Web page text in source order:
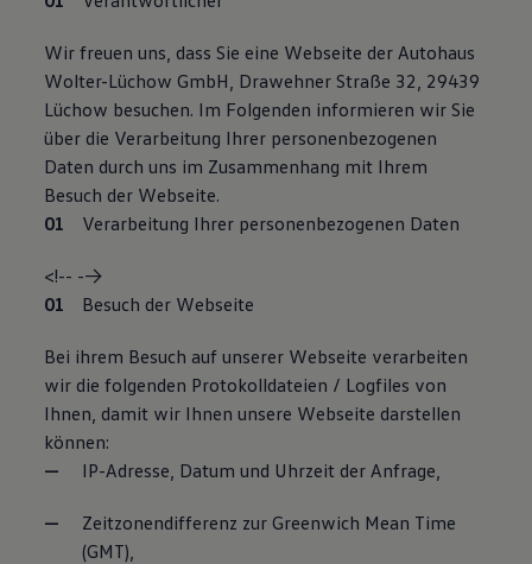
Wir freuen uns, dass Sie eine Webseite der Autohaus
Wolter-Lüchow GmbH, Drawehner Straße 32, 29439
Lüchow besuchen. Im Folgenden informieren wir Sie
über die Verarbeitung Ihrer personenbezogenen
Daten durch uns im Zusammenhang mit Ihrem
Besuch der Webseite.
Verarbeitung Ihrer personenbezogenen Daten
<!-- -->
Besuch der Webseite
Bei ihrem Besuch auf unserer Webseite verarbeiten
wir die folgenden Protokolldateien / Logfiles von
Ihnen, damit wir Ihnen unsere Webseite darstellen
können:
IP-Adresse, Datum und Uhrzeit der Anfrage,
Zeitzonendifferenz zur Greenwich Mean Time
(GMT),